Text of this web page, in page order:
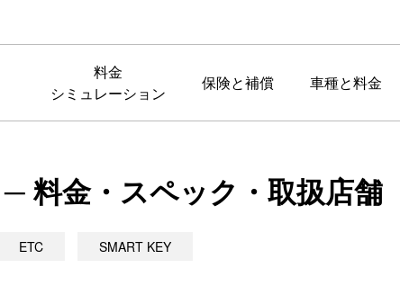
料金
シミュレーション
保険と補償 車種と料金
料金・スペック・取扱店舗
ETC SMART KEY